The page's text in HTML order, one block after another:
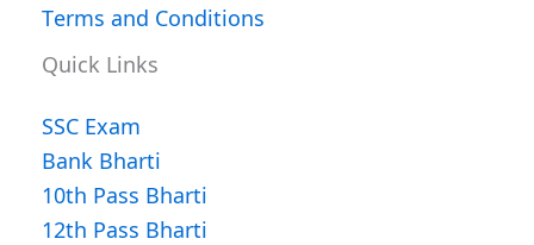
Terms and Conditions
Quick Links
SSC Exam
Bank Bharti
10th Pass Bharti
12th Pass Bharti